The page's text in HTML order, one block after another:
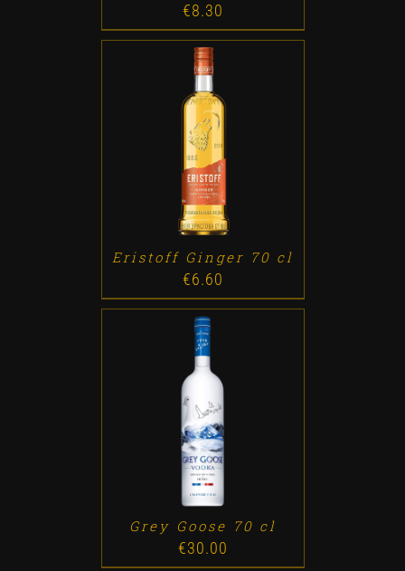
€8.30
ADD TO CART /
Eristoff Ginger 70 cl
€6.60
ADD TO CART /
Grey Goose 70 cl
€30.00